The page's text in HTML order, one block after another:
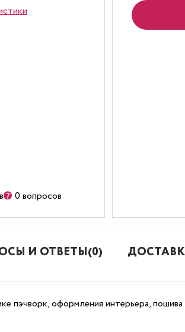
0 вопросов
И ОТВЕТЫ(0)
пэчворк, оформления интерьера,